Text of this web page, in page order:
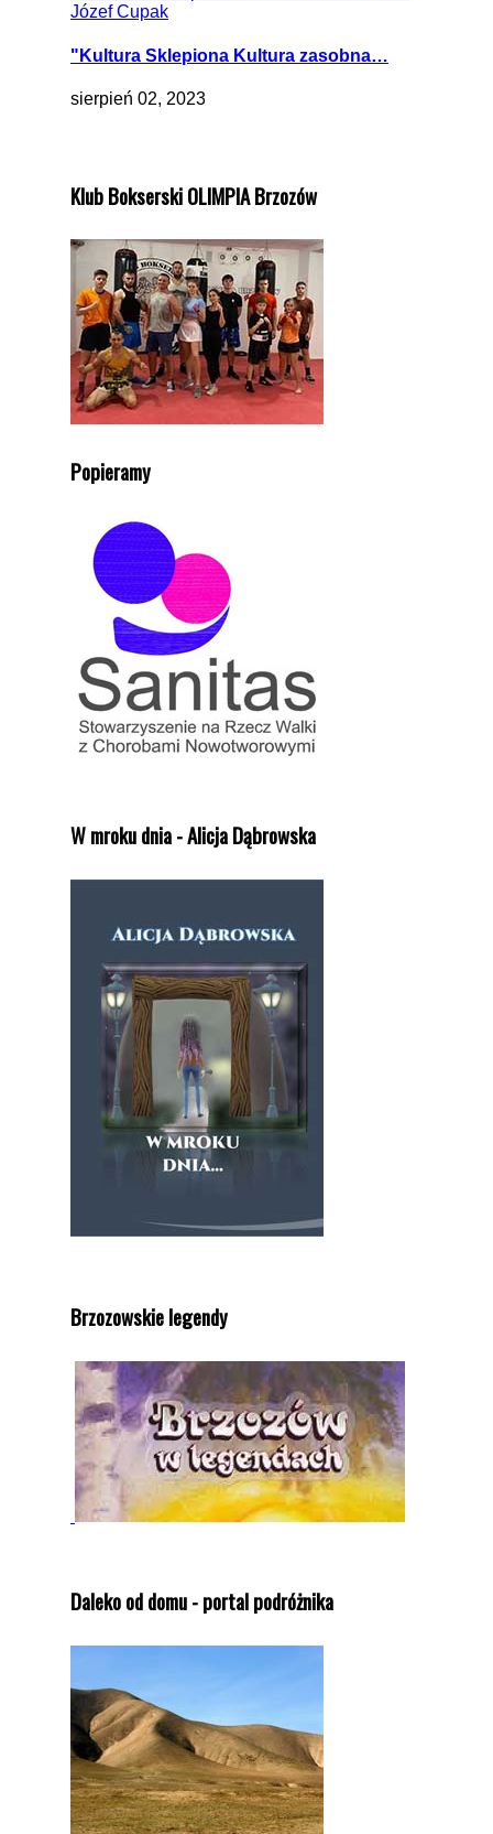
"Kultura Sklepiona Kultura zasobna…
sierpień 02, 2023
Klub Bokserski OLIMPIA Brzozów
Popieramy
W mroku dnia - Alicja Dąbrowska
Brzozowskie legendy
Daleko od domu - portal podróżnika